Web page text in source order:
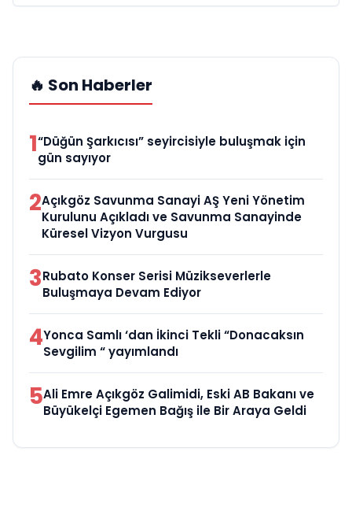
🔥 Son Haberler
1“Düğün Şarkıcısı” seyircisiyle buluşmak için
gün sayıyor
2Açıkgöz Savunma Sanayi AŞ Yeni Yönetim
Kurulunu Açıkladı ve Savunma Sanayinde
Küresel Vizyon Vurgusu
3Rubato Konser Serisi Müzikseverlerle
Buluşmaya Devam Ediyor
4Yonca Samlı ‘dan İkinci Tekli “Donacaksın
Sevgilim “ yayımlandı
5Ali Emre Açıkgöz Galimidi, Eski AB Bakanı ve
Büyükelçi Egemen Bağış ile Bir Araya Geldi